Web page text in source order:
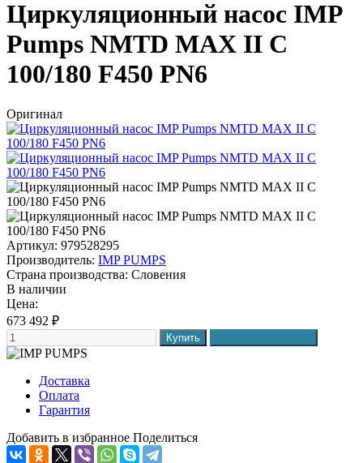
Циркуляционный насос IMP
Pumps NMTD MAX II C
100/180 F450 PN6
Оригинал
Артикул: 979528295
Производитель: IMP PUMPS
Страна производства: Словения
В наличии
Цена:
673 492 ₽
Доставка
Оплата
Гарантия
Добавить в избранное Поделиться